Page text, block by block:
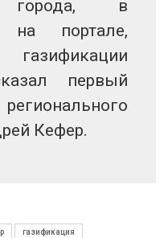
города, в
портале,
первый
Кефер.
газификация